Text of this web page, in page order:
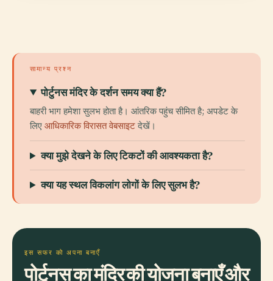
सामान्य प्रश्न
पोर्टुनस मंदिर के दर्शन समय क्या हैं?
बाहरी भाग हमेशा सुलभ होता है। आंतरिक पहुंच सीमित है; अपडेट के
लिएआधिकारिक विरासत वेबसाइटदेखें।
क्या मुझे देखने के लिए टिकटों की आवश्यकता है?
क्या यह स्थल विकलांग लोगों के लिए सुलभ है?
इस सफर को अपना बनाएँ
पोर्टुनस का मंदिर की योजना बनाएँ और